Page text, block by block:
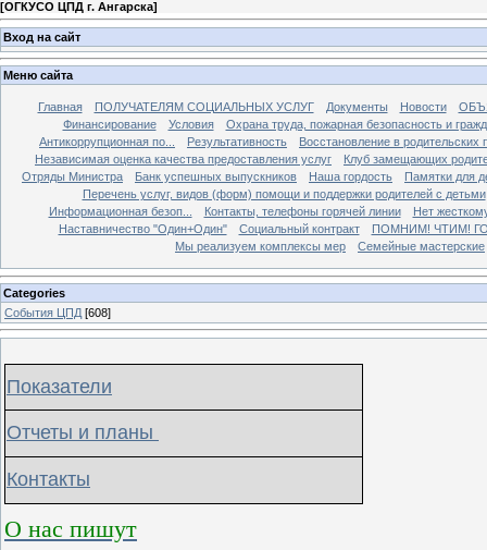
[ОГКУСО ЦПД г. Ангарска]
Вход на сайт
Меню сайта
Главная ПОЛУЧАТЕЛЯМ СОЦИАЛЬНЫХ УСЛУГ Документы Новости
Финансирование
Условия
Охрана труда, пожарная безопасность и
Антикоррупционная по...
Результативность
Восстановление в родительских
Независимая оценка качества предоставления услуг
Клуб замещающих
Отряды Министра
Банк успешных выпускников Наша гордость
Памятки для
Перечень услуг, видов (форм) помощи и поддержки родителей с детьми
Информационная безоп...
Контакты, телефоны горячей линии
Нет
Наставничество "Один+Один"
Социальный контракт
ПОМНИМ! ЧТИМ!
Мы реализуем комплексы мер
Семейные мастерские
Categories
События ЦПД [608]
Показатели
Отчеты и планы
Контакты
О нас пишут